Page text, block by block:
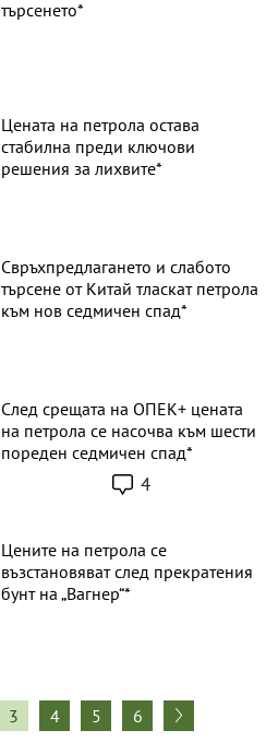
търсенето*
Цената на петрола остава
стабилна преди ключови
решения за лихвите*
Свръхпредлагането и слабото
търсене от Китай тласкат петрола
към нов седмичен спад*
След срещата на ОПЕК+ цената
на петрола се насочва към шести
пореден седмичен спад*
4
Цените на петрола се
възстановяват след прекратения
бунт на „Вагнер“*
3 4 5 6